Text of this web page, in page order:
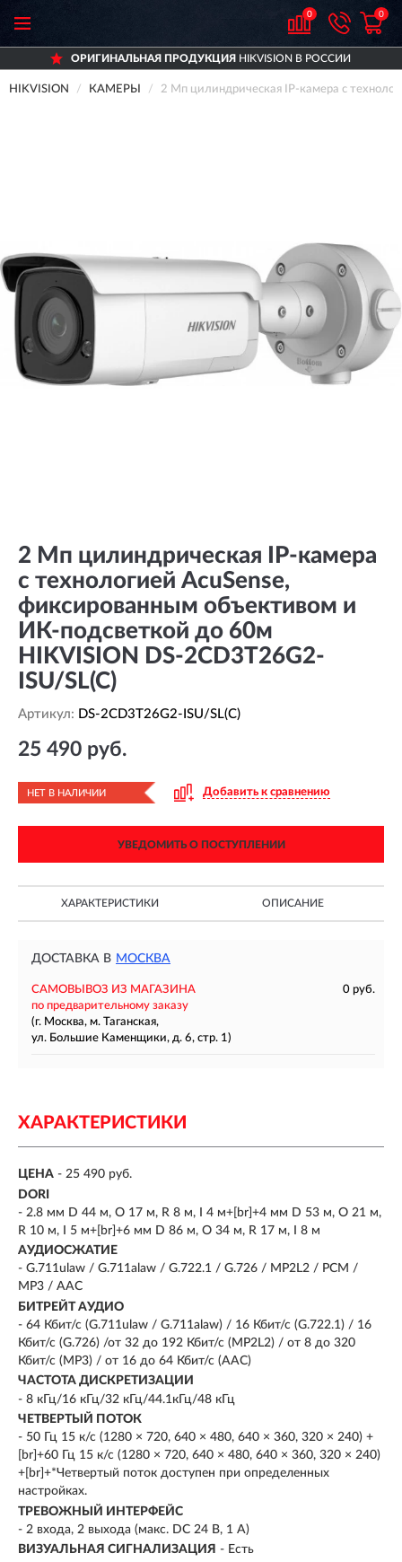
0 0
ПРОДУКЦИЯHIKVISION В РОССИИ
HIKVISION КАМЕРЫ 2 Мп цилиндрическая IP-камера с
2 Мп цилиндрическая IP-камера
с технологией AcuSense,
фиксированным объективом и
ИК-подсветкой до 60м
HIKVISION DS-2CD3T26G2-
ISU/SL(C)
Артикул: DS-2CD3T26G2-ISU/SL(C)
25 490 руб.
НЕТ В НАЛИЧИИ Добавить к сравнению
УВЕДОМИТЬ О ПОСТУПЛЕНИИ
ХАРАКТЕРИСТИКИ ОПИСАНИЕ
ДОСТАВКА В МОСКВА
САМОВЫВОЗ ИЗ МАГАЗИНА
0 руб.
по предварительному заказу
(г. Москва, м. Таганская,
ул. Большие Каменщики, д. 6, стр. 1)
ХАРАКТЕРИСТИКИ
ЦЕНА - 25 490 руб.
DORI
- 2.8 мм D 44 м, O 17 м, R 8 м, I 4 м+[br]+4 мм D 53 м, O 21 м,
R 10 м, I 5 м+[br]+6 мм D 86 м, O 34 м, R 17 м, I 8 м
АУДИОСЖАТИЕ
- G.711ulaw / G.711alaw / G.722.1 / G.726 / MP2L2 / PCM /
MP3 / AAC
БИТРЕЙТ АУДИО
- 64 Кбит/с (G.711ulaw / G.711alaw) / 16 Кбит/с (G.722.1) / 16
Кбит/с (G.726) /от 32 до 192 Кбит/с (MP2L2) / от 8 до 320
Кбит/с (MP3) / от 16 до 64 Кбит/с (AAC)
ЧАСТОТА ДИСКРЕТИЗАЦИИ
- 8 кГц/16 кГц/32 кГц/44.1кГц/48 кГц
ЧЕТВЕРТЫЙ ПОТОК
- 50 Гц 15 к/с (1280 × 720, 640 × 480, 640 × 360, 320 × 240) +
[br]+60 Гц 15 к/с (1280 × 720, 640 × 480, 640 × 360, 320 × 240)
+[br]+*Четвертый поток доступен при определенных
настройках.
ТРЕВОЖНЫЙ ИНТЕРФЕЙС
- 2 входа, 2 выхода (макс. DC 24 В, 1 A)
ВИЗУАЛЬНАЯ СИГНАЛИЗАЦИЯ - Есть